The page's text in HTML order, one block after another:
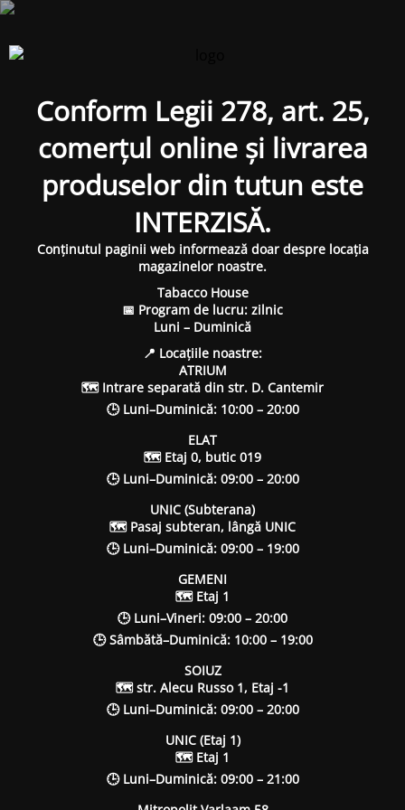
Conform Legii 278, art. 25,
comerțul online și livrarea
produselor din tutun este
INTERZISĂ.
Conținutul paginii web informează doar despre locația
magazinelor noastre.
Tabacco House
📅 Program de lucru: zilnic
Luni – Duminică
📍 Locațiile noastre:
ATRIUM
🗺 Intrare separată din str. D. Cantemir
🕒 Luni–Duminică: 10:00 – 20:00
ELAT
🗺 Etaj 0, butic 019
🕒 Luni–Duminică: 09:00 – 20:00
UNIC (Subterana)
🗺 Pasaj subteran, lângă UNIC
🕒 Luni–Duminică: 09:00 – 19:00
GEMENI
🗺 Etaj 1
🕒 Luni–Vineri: 09:00 – 20:00
🕒 Sâmbătă–Duminică: 10:00 – 19:00
SOIUZ
🗺 str. Alecu Russo 1, Etaj -1
🕒 Luni–Duminică: 09:00 – 20:00
UNIC (Etaj 1)
🗺 Etaj 1
🕒 Luni–Duminică: 09:00 – 21:00